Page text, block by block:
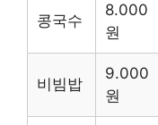
콩국수
8.000
원
비빔밥
9.000
원